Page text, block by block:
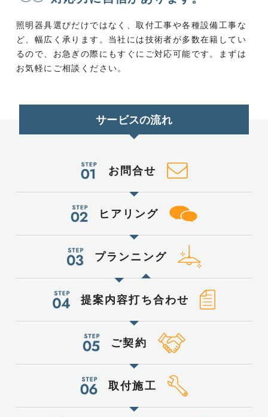
照明器具選びだけではなく、取付工事や各種設備工事な
ど、幅広く承ります。当社には技術者が多数在籍してい
るので、お急ぎの際にもすぐにご対応可能です。まずは
お気軽にご相談ください。
サービスの流れ
お問合せ
ヒアリング
プランニング
提案内容打ち合わせ
ご契約
取付施工